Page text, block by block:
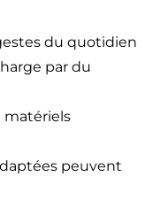
du quotidien
par du
matériels
peuvent